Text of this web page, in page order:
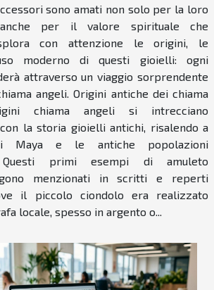
sono amati non solo per la loro
per il valore spirituale che
con attenzione le origini, le
moderno di questi gioielli: ogni
attraverso un viaggio sorprendente
angeli. Origini antiche dei chiama
chiama angeli si intrecciano
la storia gioielli antichi, risalendo a
Maya e le antiche popolazioni
Questi primi esempi di amuleto
menzionati in scritti e reperti
il piccolo ciondolo era realizzato
locale, spesso in argento o...